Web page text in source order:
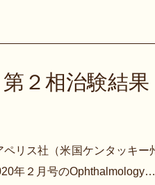
２相治験結果
リス社（米国ケンタッキー
年２月号のOphthalmology…